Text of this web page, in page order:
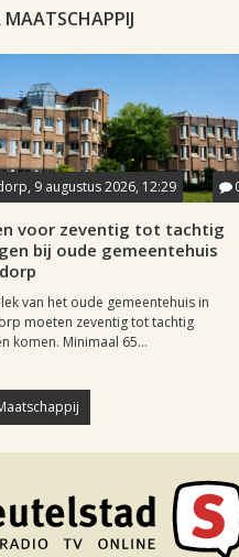
MAATSCHAPPIJ
9 augustus 2026, 12:29
voor zeventig tot tachtig
bij oude gemeentehuis
van het oude gemeentehuis in
moeten zeventig tot tachtig
komen. Minimaal 65...